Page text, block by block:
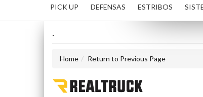
PICK UP DEFENSAS ESTRIBOS
-
Home Return to Previous Page